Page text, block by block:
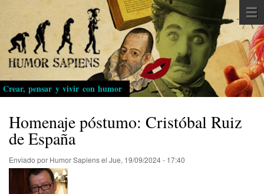
Pasar
al
contenido
principal
Crear, pensar y vivir con humor
Homenaje póstumo: Cristóbal Ruiz
de España
Enviado por Humor Sapiensel Jue, 19/09/2024 - 17:40